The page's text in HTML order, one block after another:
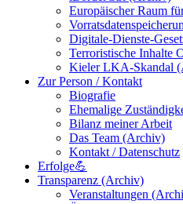
Europäischer Raum
Digitale-Dienste-
Terroristische Inhalte
Kieler LKA-Skandal
Zur Person / Kontakt
Biografie
Ehemalige
Bilanz meiner Arbeit
Das Team (Archiv)
Kontakt / Datenschutz
Erfolge💪
Transparenz (Archiv)
Veranstaltungen